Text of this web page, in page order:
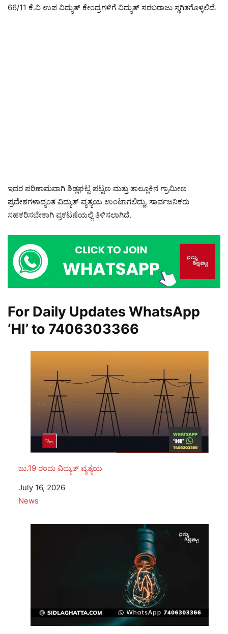
66/11 ಕೆ.ವಿ ಉಪ ವಿದ್ಯುತ್ ಕೇಂದ್ರಗಳಿಗೆ ವಿದ್ಯುತ್ ಸರಬರಾಜು ಸ್ಥಗಿತಗೊಳ್ಳಲಿದೆ.
ಇದರ ಪರಿಣಾಮವಾಗಿ ಶಿಡ್ಲಘಟ್ಟ ಪಟ್ಟಣ ಮತ್ತು ತಾಲ್ಲೂಕಿನ ಗ್ರಾಮೀಣ
ಪ್ರದೇಶಗಳಾದ್ಯಂತ ವಿದ್ಯುತ್ ವ್ಯತ್ಯಯ ಉಂಟಾಗಲಿದ್ದು, ಸಾರ್ವಜನಿಕರು
ಸಹಕರಿಸಬೇಕಾಗಿ ಪ್ರಕಟಣೆಯಲ್ಲಿ ತಿಳಿಸಲಾಗಿದೆ.
For Daily Updates WhatsApp
‘HI’ to 7406303366
ಜು.19 ರಂದು ವಿದ್ಯುತ್ ವ್ಯತ್ಯಯ
Date
July 16, 2026
In relation to
News